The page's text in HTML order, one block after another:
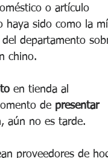
o artículo
haya sido como la
departamento
chino.
en tienda al
de presentar
aún no es tarde.
proveedores de